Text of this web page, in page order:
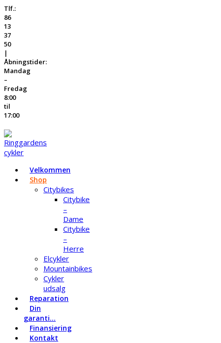
Tlf.:
86
13
37
50
|
Åbningstider:
Mandag
–
Fredag
8:00
til
17:00
Velkommen
Shop
Citybikes
Citybike
–
Dame
Citybike
–
Herre
Elcykler
Mountainbikes
Cykler
udsalg
Reparation
Din
garanti…
Finansiering
Kontakt